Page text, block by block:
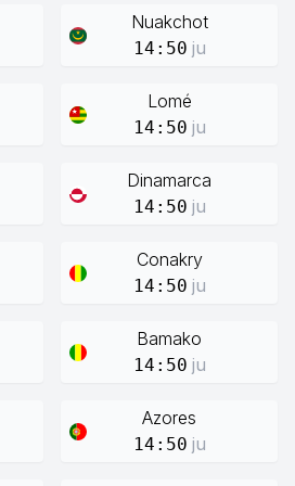
Nuakchot
14:50 ju
Lomé
14:50 ju
Dinamarca
14:50 ju
Conakry
14:50 ju
Bamako
14:50 ju
Azores
14:50 ju